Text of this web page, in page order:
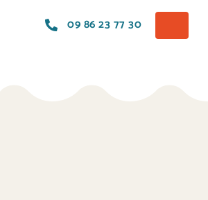
09 86 23 77 30